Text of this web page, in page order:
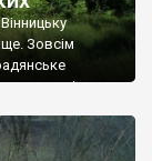
Зовсім
далі, десь
– […]